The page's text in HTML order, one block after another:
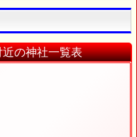
の神社一覧表